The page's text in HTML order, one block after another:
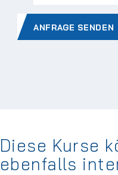
ANFRAGE SENDEN
Diese Kurse
ebenfalls